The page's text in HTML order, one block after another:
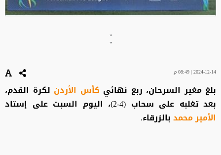
"
"
2024-12-14 | 08:49 م
بلغ مغير السرحان، ربع نهائي كأس الأردن لكرة القدم،
بعد تغلبه على سحاب (4-2)، اليوم السبت على إستاد
الأمير محمدبالزرقاء.